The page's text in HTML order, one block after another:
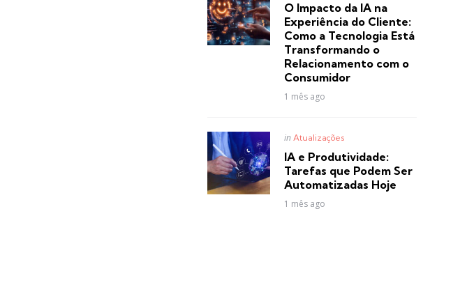
O Impacto da IA na
Experiência do Cliente:
Como a Tecnologia Está
Transformando o
Relacionamento com o
Consumidor
1 mês ago
Posted
in Atualizações
IA e Produtividade:
Tarefas que Podem Ser
Automatizadas Hoje
1 mês ago